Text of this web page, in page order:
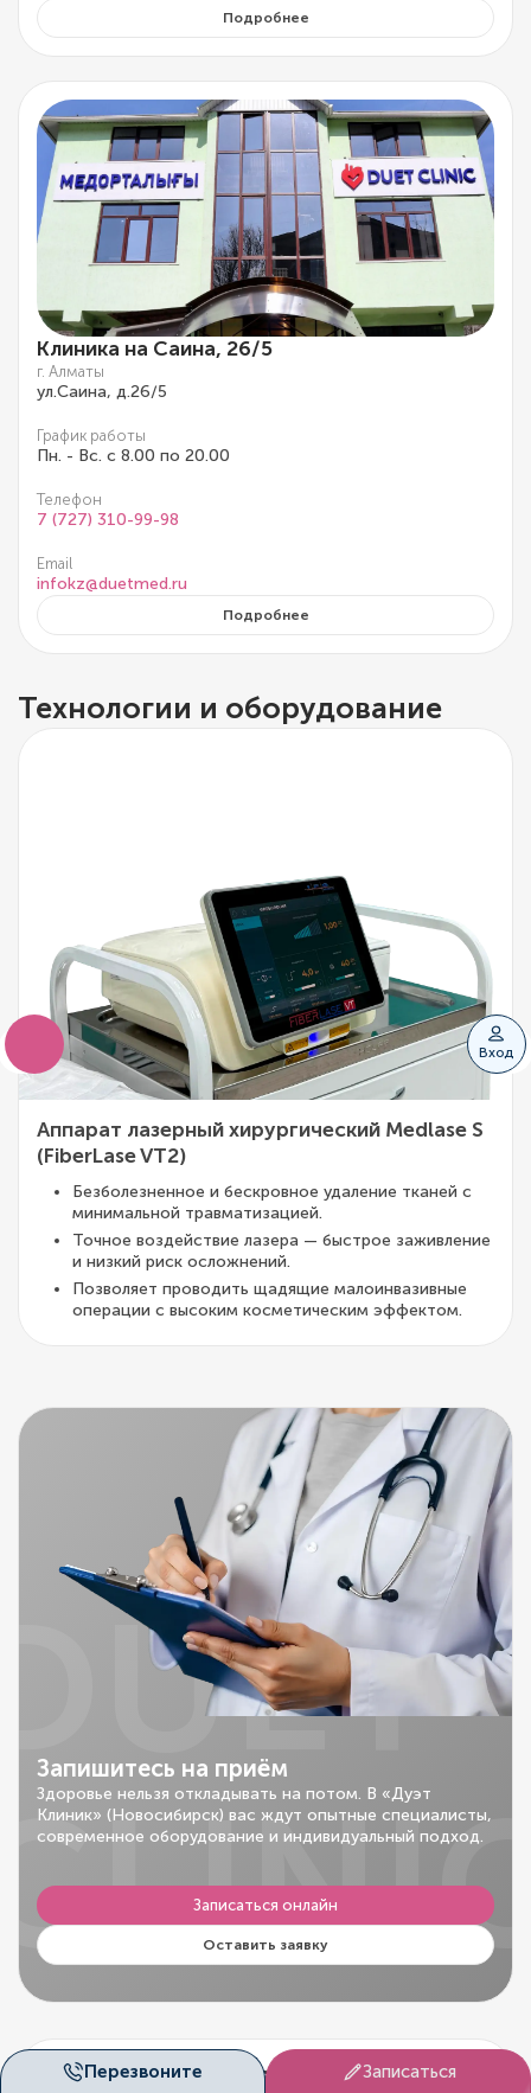
Вход
Перезвоните Записаться
Подробнее
Клиника на Саина, 26/5
г. Алматы
ул.Саина, д.26/5
График работы
Пн. - Вс. с 8.00 по 20.00
Телефон
7 (727) 310-99-98
Email
infokz@duetmed.ru
Подробнее
Технологии и оборудование
Аппарат лазерный хирургический Medlase S
(FiberLase VT2)
Безболезненное и бескровное удаление тканей с
минимальной травматизацией.
Точное воздействие лазера — быстрое заживление
и низкий риск осложнений.
Позволяет проводить щадящие малоинвазивные
операции с высоким косметическим эффектом.
Запишитесь на приём
Здоровье нельзя откладывать на потом. В «Дуэт
Клиник» (Новосибирск) вас ждут опытные специалисты,
современное оборудование и индивидуальный подход.
Записаться онлайн
Оставить заявку
Рейтинг на независимых